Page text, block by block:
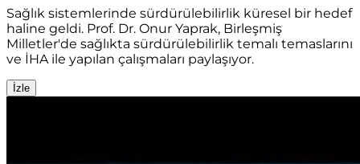
Sağlık sistemlerinde sürdürülebilirlik küresel bir hedef
haline geldi. Prof. Dr. Onur Yaprak, Birleşmiş
Milletler'de sağlıkta sürdürülebilirlik temalı temaslarını
ve İHA ile yapılan çalışmaları paylaşıyor.
İzle